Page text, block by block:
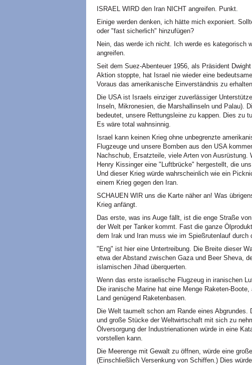
ISRAEL WIRD den Iran NICHT angreifen. Punkt.
Einige werden denken, ich hätte mich exponiert.
oder "fast sicherlich" hinzufügen?
Nein, das werde ich nicht. Ich werde es kategorisch
angreifen.
Seit dem Suez-Abenteuer 1956, als Präsident
Aktion stoppte, hat Israel nie wieder eine
Voraus das amerikanische Einverständnis zu
Die USA ist Israels einziger zuverlässiger
Inseln, Mikronesien, die Marshallinseln und Palau).
bedeutet, unsere Rettungsleine zu kappen. Dies zu
Es wäre total wahnsinnig.
Israel kann keinen Krieg ohne unbegrenzte
Flugzeuge und unsere Bomben aus den USA
Nachschub, Ersatzteile, viele Arten von Ausrüstung.
Henry Kissinger eine "Luftbrücke" hergestellt, die
Und dieser Krieg würde wahrscheinlich wie ein
einem Krieg gegen den Iran.
SCHAUEN WIR uns die Karte näher an! Was
Krieg anfängt.
Das erste, was ins Auge fällt, ist die enge Straße
der Welt per Tanker kommt. Fast die ganze
dem Irak und Iran muss wie im Spießrutenlauf durch
"Eng" ist hier eine Untertreibung. Die Breite dieser
etwa der Abstand zwischen Gaza und Beer Sheva,
islamischen Jihad überquerten.
Wenn das erste israelische Flugzeug in iranischen
Die iranische Marine hat eine Menge Raketen-
Land genügend Raketenbasen.
Die Welt taumelt schon am Rande eines
und große Stücke der Weltwirtschaft mit sich zu
Ölversorgung der Industrienationen würde in eine
vorstellen kann.
Die Meerenge mit Gewalt zu öffnen, würde eine
(Einschließlich Versenkung von Schiffen.) Dies